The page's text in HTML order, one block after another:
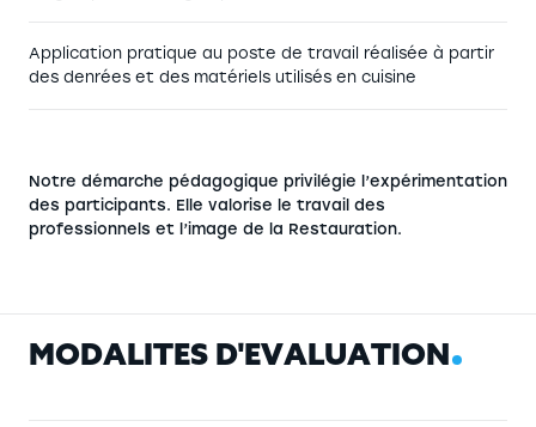
Application pratique au poste de travail réalisée à partir
des denrées et des matériels utilisés en cuisine
Notre démarche pédagogique privilégie l’expérimentation
des participants. Elle valorise le travail des
professionnels et l’image de la Restauration.
MODALITÉS D'ÉVALUATION